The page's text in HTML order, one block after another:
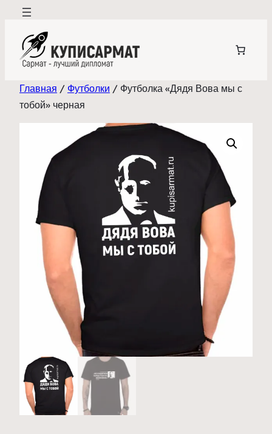
Перейти
содержимому
Главная / Футболки / Футболка «Дядя Вова мы с
тобой» черная